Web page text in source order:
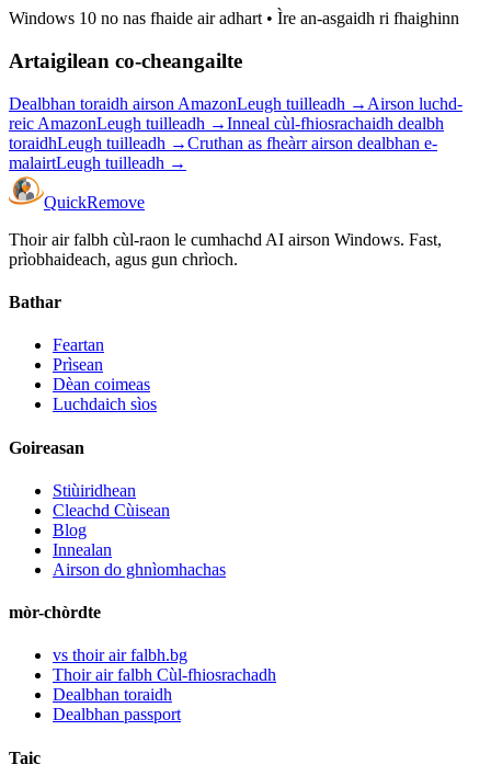
Windows 10 no nas fhaide air adhart • Ìre an-asgaidh ri fhaighinn
Artaigilean co-cheangailte
Dealbhan toraidh airson AmazonLeugh tuilleadh → Airson luchd-
reic AmazonLeugh tuilleadh →Inneal cùl-fhiosrachaidh dealbh
toraidhLeugh tuilleadh →Cruthan as fheàrr airson dealbhan e-
malairtLeugh tuilleadh →
QuickRemove
Thoir air falbh cùl-raon le cumhachd AI airson Windows. Fast,
prìobhaideach, agus gun chrìoch.
Bathar
Feartan
Prìsean
Dèan coimeas
Luchdaich sìos
Goireasan
Stiùiridhean
Cleachd Cùisean
Blog
Innealan
Airson do ghnìomhachas
mòr-chòrdte
vs thoir air falbh.bg
Thoir air falbh Cùl-fhiosrachadh
Dealbhan toraidh
Dealbhan passport
Taic